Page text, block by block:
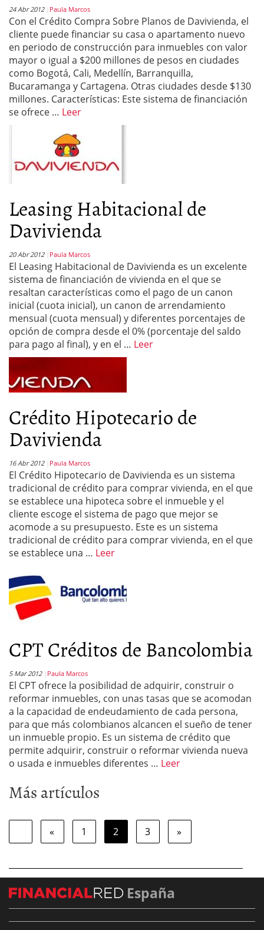
24 Abr 2012 Paula Marcos
Con el Crédito Compra Sobre Planos de Davivienda, el
cliente puede financiar su casa o apartamento nuevo
en periodo de construcción para inmuebles con valor
mayor o igual a $200 millones de pesos en ciudades
como Bogotá, Cali, Medellín, Barranquilla,
Bucaramanga y Cartagena. Otras ciudades desde $130
millones. Características: Este sistema de financiación
se ofrece … Leer
Leasing Habitacional de
Davivienda
20 Abr 2012 Paula Marcos
El Leasing Habitacional de Davivienda es un excelente
sistema de financiación de vivienda en el que se
resaltan características como el pago de un canon
inicial (cuota inicial), un canon de arrendamiento
mensual (cuota mensual) y diferentes porcentajes de
opción de compra desde el 0% (porcentaje del saldo
para pago al final), y en el … Leer
Crédito Hipotecario de
Davivienda
16 Abr 2012 Paula Marcos
El Crédito Hipotecario de Davivienda es un sistema
tradicional de crédito para comprar vivienda, en el que
se establece una hipoteca sobre el inmueble y el
cliente escoge el sistema de pago que mejor se
acomode a su presupuesto. Este es un sistema
tradicional de crédito para comprar vivienda, en el que
se establece una … Leer
CPT Créditos de Bancolombia
5 Mar 2012 Paula Marcos
El CPT ofrece la posibilidad de adquirir, construir o
reformar inmuebles, con unas tasas que se acomodan
a la capacidad de endeudamiento de cada persona,
para que más colombianos alcancen el sueño de tener
un inmueble propio. Es un sistema de crédito que
permite adquirir, construir o reformar vivienda nueva
o usada e inmuebles diferentes … Leer
Más artículos
« 1 2 3 »
España